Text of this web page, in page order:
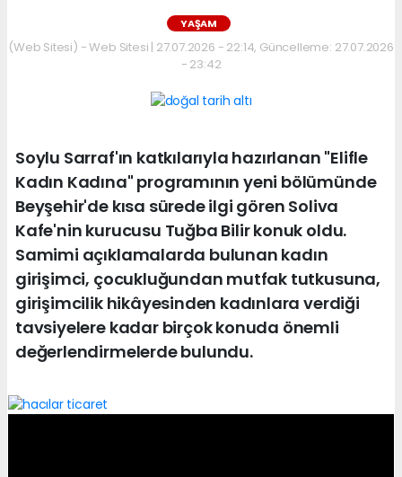
YAŞAM
(Web Sitesi) - Web Sitesi | 27.07.2026 - 22:14, Güncelleme: 27.07.2026
- 23:42
Soylu Sarraf'ın katkılarıyla hazırlanan "Elifle
Kadın Kadına" programının yeni bölümünde
Beyşehir'de kısa sürede ilgi gören Soliva
Kafe'nin kurucusu Tuğba Bilir konuk oldu.
Samimi açıklamalarda bulunan kadın
girişimci, çocukluğundan mutfak tutkusuna,
girişimcilik hikâyesinden kadınlara verdiği
tavsiyelere kadar birçok konuda önemli
değerlendirmelerde bulundu.